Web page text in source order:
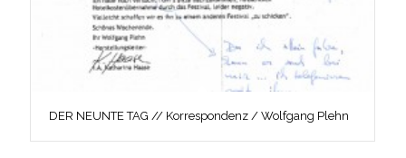
DER NEUNTE TAG // Korrespondenz / Wolfgang Plehn